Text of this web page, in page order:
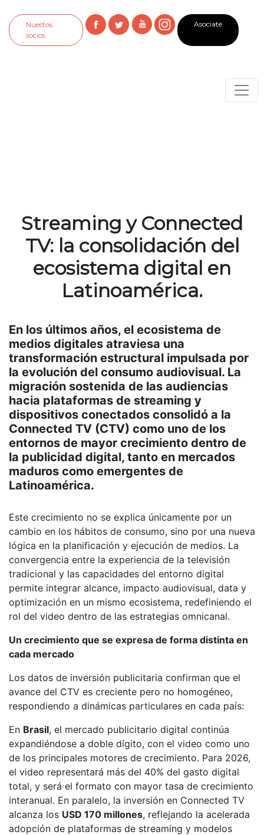
Nuestos
socios
Asociate
Streaming y Connected
TV: la consolidación del
ecosistema digital en
Latinoamérica.
En los últimos años, el ecosistema de
medios digitales atraviesa una
transformación estructural impulsada por
la evolución del consumo audiovisual. La
migración sostenida de las audiencias
hacia plataformas de streaming y
dispositivos conectados consolidó a la
Connected TV (CTV) como uno de los
entornos de mayor crecimiento dentro de
la publicidad digital, tanto en mercados
maduros como emergentes de
Latinoamérica.
Este crecimiento no se explica únicamente por un
cambio en los hábitos de consumo, sino por una nueva
lógica en la planificación y ejecución de medios. La
convergencia entre la experiencia de la televisión
tradicional y las capacidades del entorno digital
permite integrar alcance, impacto audiovisual, data y
optimización en un mismo ecosistema, redefiniendo el
rol del video dentro de las estrategias omnicanal.
Un crecimiento que se expresa de forma distinta en
cada mercado
Los datos de inversión publicitaria confirman que el
avance del CTV es creciente pero no homogéneo,
respondiendo a dinámicas particulares en cada país:
En Brasil, el mercado publicitario digital continúa
expandiéndose a doble dígito, con el video como uno
de los principales motores de crecimiento. Para 2026,
el video representará más del 40% del gasto digital
total, y será el formato con mayor tasa de crecimiento
interanual. En paralelo, la inversión en Connected TV
alcanza los USD 170 millones, reflejando la acelerada
adopción de plataformas de streaming y modelos